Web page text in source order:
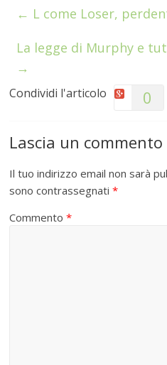
← L come Loser,
La legge di Murphy e
→
Condividi l'articolo 0
Lascia un commento
Il tuo indirizzo email non sarà
sono contrassegnati*
Commento*